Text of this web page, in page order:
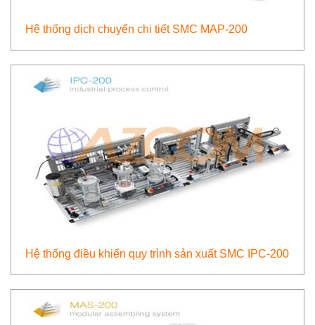
Hệ thống dịch chuyển chi tiết SMC MAP-200
Hệ thống điều khiển quy trình sản xuất SMC IPC-200